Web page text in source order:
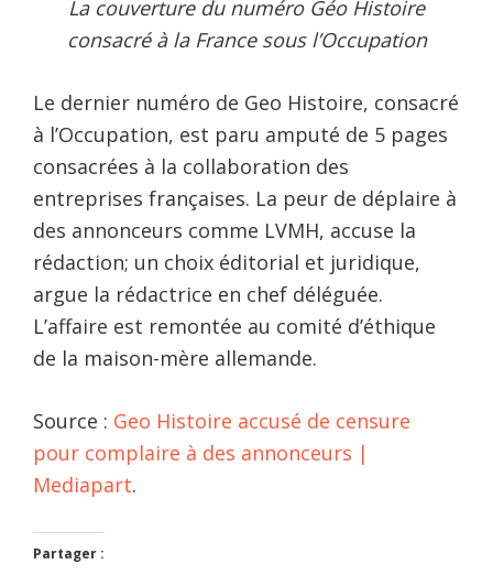
La couverture du numéro Géo Histoire
consacré à la France sous l’Occupation
Le dernier numéro de Geo Histoire, consacré
à l’Occupation, est paru amputé de 5 pages
consacrées à la collaboration des
entreprises françaises. La peur de déplaire à
des annonceurs comme LVMH, accuse la
rédaction; un choix éditorial et juridique,
argue la rédactrice en chef déléguée.
L’affaire est remontée au comité d’éthique
de la maison-mère allemande.
Source : Geo Histoire accusé de censure
pour complaire à des annonceurs |
Mediapart.
Partager :